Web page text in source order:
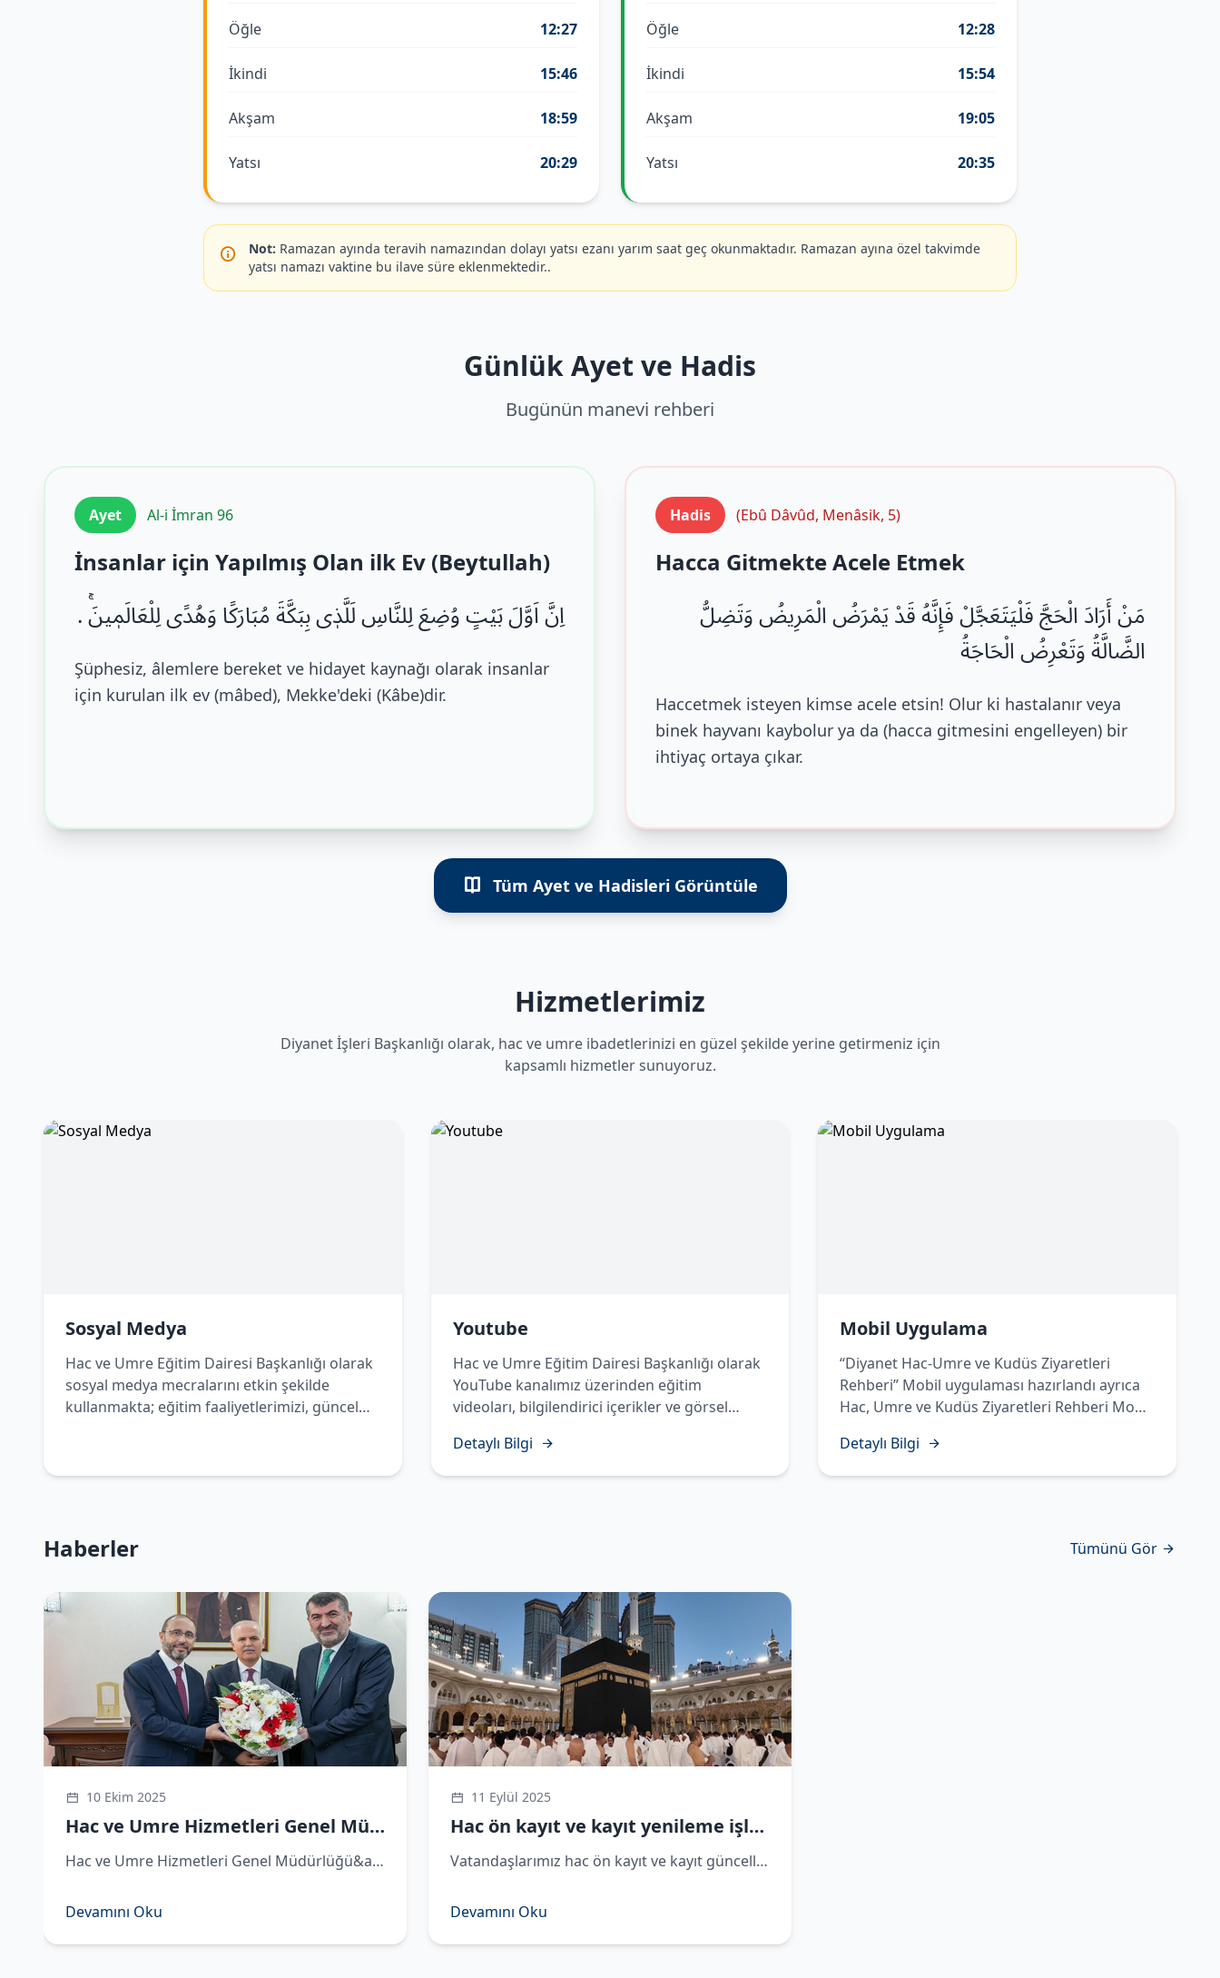
Öğle 12:27
İkindi 15:46
Akşam 18:59
Yatsı 20:29
Öğle 12:28
İkindi 15:54
Akşam 19:05
Yatsı 20:35
Not: Ramazan ayında teravih namazından dolayı yatsı ezanı yarım saat geç okunmaktadır. Ramazan ayına özel takvimde
yatsı namazı vaktine bu ilave süre eklenmektedir..
Günlük Ayet ve Hadis
Bugünün manevi rehberi
Ayet Al-i İmran 96
İnsanlar için Yapılmış Olan ilk Ev (Beytullah)
اِنَّ اَوَّلَ بَیْتٍ وُضِعَ لِلنَّاسِ لَلَّذٖی بِبَكَّةَ مُبَارَكًا وَهُدًى لِلْعَالَمٖینَۚ .
Şüphesiz, âlemlere bereket ve hidayet kaynağı olarak insanlar
için kurulan ilk ev (mâbed), Mekke'deki (Kâbe)dir.
Hadis (Ebû Dâvûd, Menâsik, 5)
Hacca Gitmekte Acele Etmek
مَنْ أَرَادَ الْحَجَّ فَلْيَتَعَجَّلْ فَإِنَّهُ قَدْ يَمْرَضُ الْمَرِيضُ وَتَضِلُّ
الضَّالَّةُ وَتَعْرِضُ الْحَاجَةُ
Haccetmek isteyen kimse acele etsin! Olur ki hastalanır veya
binek hayvanı kaybolur ya da (hacca gitmesini engelleyen) bir
ihtiyaç ortaya çıkar.
Tüm Ayet ve Hadisleri Görüntüle
Hizmetlerimiz
Diyanet İşleri Başkanlığı olarak, hac ve umre ibadetlerinizi en güzel şekilde yerine getirmeniz için
kapsamlı hizmetler sunuyoruz.
Sosyal Medya
Hac ve Umre Eğitim Dairesi Başkanlığı olarak
sosyal medya mecralarını etkin şekilde
kullanmakta; eğitim faaliyetlerimizi, güncel
vatandaşlarımızla paylaşmaktayız. Bizleri
Umre yolculuğunuza dair doğru ve güncel
bilgilere kolaylıkla ulaşabilirsiniz.
Sosyal Medya Hesaplarımız
https://x.com/hacveumredib
https://www.instagram.com/hacveumredib
https://www.facebook.com/hacveumredib
https://sosyal.teknofest.app/@hacveumredib
https://www.youtube.com/@hacveumredib
Youtube
Hac ve Umre Eğitim Dairesi Başkanlığı olarak
YouTube kanalımız üzerinden eğitim
videoları, bilgilendirici içerikler ve görsel
Hac ve Umre ibadetlerine en doğru şekilde
hazırlanmalarını desteklemekteyiz. Kanalımızı
Detaylı Bilgi
Mobil Uygulama
“Diyanet Hac-Umre ve Kudüs Ziyaretleri
Rehberi” Mobil uygulaması hazırlandı ayrıca
Hac, Umre ve Kudüs Ziyaretleri Rehberi Mobil
sesli, görüntülü ve işaret diliyle hazırlanarak
vatandaşlarımızın istifadesine sunuldu.
Detaylı Bilgi
Haberler Tümünü Gör
10 Ekim 2025
Hac ve Umre Hizmetleri Genel Müdürü Demirhan göreve başladı
Hac ve Umre Hizmetleri Genel Müdürlüğü&amp;#039;ne atanan Hüseyin Demirhan görevi Remzi Bircan&amp;#039;dan devraldı. ​Hac ve Umre Hizmetleri Genel Müdürlüğü&amp;#039;ne atanan Hüseyin Demirhan, Diyanet İşleri Başkanlığı&amp;#039;nda d
Devamını Oku
11 Eylül 2025
Hac ön kayıt ve kayıt yenileme işlemleri devam ediyor
​Vatandaşlarımız hac ön kayıt ve kayıt güncelleme işlemlerini, 5 Eylül 2025 tarihine kadar e-Devlet üzerinden yapabilecekler.
Devamını Oku